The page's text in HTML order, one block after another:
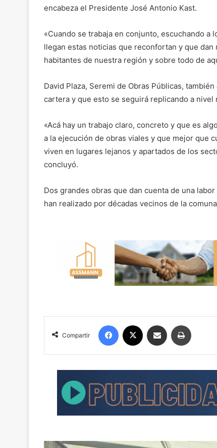
encabeza el Presidente José Antonio Kast.
«Cuando se trabaja en conjunto, escuchando
llegan estas noticias que reconfortan y que
habitantes de nuestra región y sobre todo de
David Plaza, Seremi de Obras Públicas,
cartera y que esto se seguirá replicando a nivel
«Acá hay un trabajo claro, concreto y que es
a la ejecución de obras viales y que mejor que
viven en lugares lejanos y apartados de los
concluyó.
Dos grandes obras que dan cuenta de una
han realizado por décadas vecinos de la
Compartir